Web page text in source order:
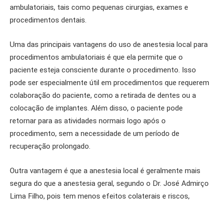
ambulatoriais, tais como pequenas cirurgias, exames e
procedimentos dentais.
Uma das principais vantagens do uso de anestesia local para
procedimentos ambulatoriais é que ela permite que o
paciente esteja consciente durante o procedimento. Isso
pode ser especialmente útil em procedimentos que requerem
colaboração do paciente, como a retirada de dentes ou a
colocação de implantes. Além disso, o paciente pode
retornar para as atividades normais logo após o
procedimento, sem a necessidade de um período de
recuperação prolongado.
Outra vantagem é que a anestesia local é geralmente mais
segura do que a anestesia geral, segundo o Dr. José Admirço
Lima Filho, pois tem menos efeitos colaterais e riscos,